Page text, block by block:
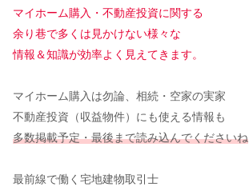
マイホーム購入・ 不動産投資に関する
余り巷で多くは見かけない様々な
情報＆知識が効率よく見えてきます。
マイホーム購入は勿論、相続・空家の実家
不動産投資（収益物件）にも使える情報も
多数掲載予定・最後まで読み込んでくださいね
最前線で働く宅地建物取引士